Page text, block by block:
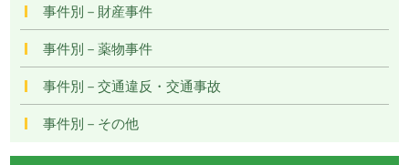
事件別－財産事件
事件別－薬物事件
事件別－交通違反・交通事故
事件別－その他